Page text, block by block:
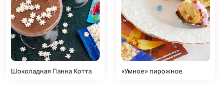
Шоколадная Панна Котта «Умное» пирожное